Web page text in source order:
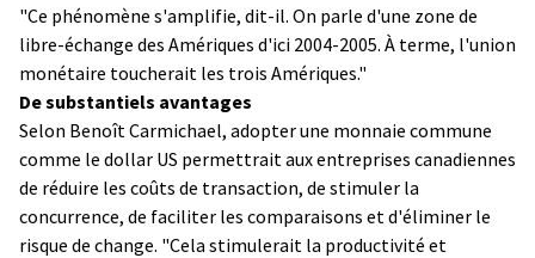
"Ce phénomène s'amplifie, dit-il. On parle d'une zone de
libre-échange des Amériques d'ici 2004-2005. À terme, l'union
monétaire toucherait les trois Amériques."
De substantiels avantages
Selon Benoît Carmichael, adopter une monnaie commune
comme le dollar US permettrait aux entreprises canadiennes
de réduire les coûts de transaction, de stimuler la
concurrence, de faciliter les comparaisons et d'éliminer le
risque de change. "Cela stimulerait la productivité et